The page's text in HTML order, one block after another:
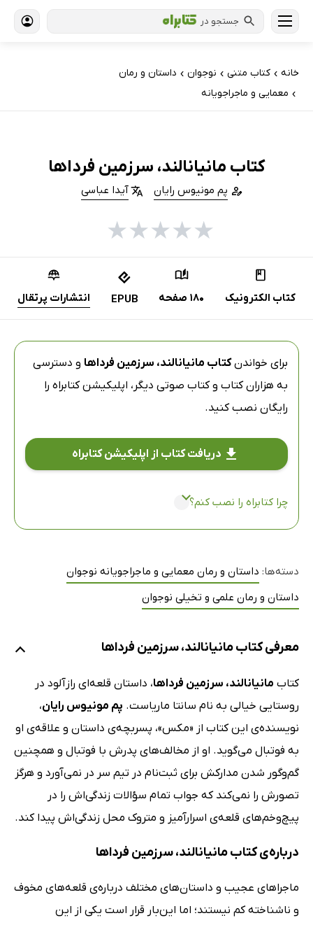
جستجو در
خانه › کتاب‌ متنی › نوجوان › داستان و رمان
› معمایی و ماجراجویانه
کتاب مانیانالند، سرزمین فرداها
پم مونیوس رایان آیدا عباسی
★
★
★
★
★
کتاب الکترونیک 180 صفحه EPUB انتشارات پرتقال
برای خواندنکتاب مانیانالند، سرزمین فرداها و دسترسی
به هزاران کتاب و کتاب صوتی دیگر، اپلیکیشن کتابراه را
رایگان نصب کنید.
دریافت کتاب از اپلیکیشن کتابراه
چرا کتابراه را نصب کنم؟
دسته‌ها: داستان و رمان معمایی و ماجراجویانه نوجوان
داستان و رمان علمی و تخیلی نوجوان
معرفی کتاب مانیانالند، سرزمین فرداها
کتاب مانیانالند، سرزمین فرداها، داستان قلعه‌ای رازآلود در
روستایی خیالی به نام سانتا ماریاست. پم مونیوس رایان،
نویسنده‌ی این کتاب از «مکس»، پسربچه‌ی داستان و علاقه‌ی او
به فوتبال می‌گوید. او از مخالف‌های پدرش با فوتبال و همچنین
گم‌وگور شدن مدارکش برای ثبت‌نام در تیم سر در نمی‌آورد و هرگز
تصورش را نمی‌کند که جواب تمام سؤالات زندگی‌اش را در
پیچ‌وخم‌های قلعه‌‌ی اسرارآمیز و متروک محل زندگی‌اش پیدا کند.
درباره‌‌ی کتاب مانیانالند، سرزمین فرداها
ماجراهای عجیب و داستان‌های مختلف درباره‌ی قلعه‌های مخوف
و ناشناخته کم نیستند؛ اما این‌بار قرار است یکی از این